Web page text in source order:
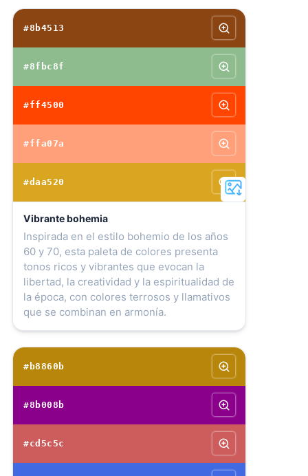
#8b4513
#8fbc8f
#ff4500
#ffa07a
#daa520
Vibrante bohemia
Inspirada en el estilo bohemio de los años
60 y 70, esta paleta de colores presenta
tonos ricos y vibrantes que evocan la
libertad, la creatividad y la espiritualidad de
la época, con colores terrosos y llamativos
que se combinan en armonía.
#b8860b
#8b008b
#cd5c5c